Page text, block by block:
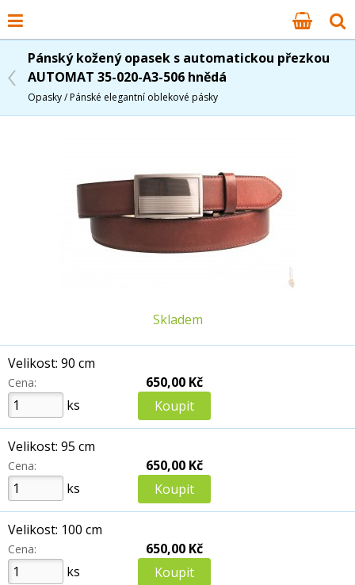
Pánský kožený opasek s automatickou přezkou
AUTOMAT 35-020-A3-506 hnědá
Opasky / Pánské elegantní oblekové pásky
Skladem
Velikost: 90 cm
Cena:
ks
650,00 Kč
Velikost: 95 cm
Cena:
ks
650,00 Kč
Velikost: 100 cm
Cena:
ks
650,00 Kč